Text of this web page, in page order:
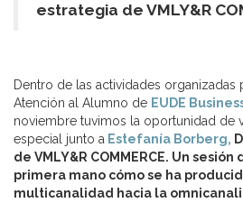
estrategia de VMLY&R
Dentro de las actividades
Atención al Alumno de EUDE
noviembre tuvimos la oportunidad de
especial junto a Estefanía Borberg,
de VMLY&R COMMERCE. Un
primera mano cómo se ha
multicanalidad hacia la